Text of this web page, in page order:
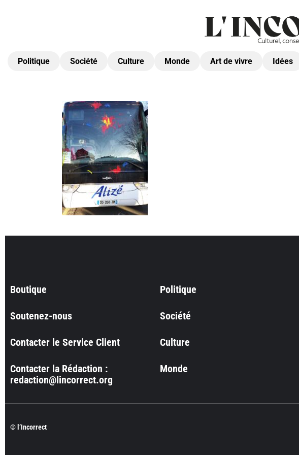
Politique Société Culture Monde Art de vivre Idées
Boutique
Soutenez-nous
Contacter le Service Client
Contacter la Rédaction :
redaction@lincorrect.org
Politique
Société
Culture
Monde
© l’Incorrect